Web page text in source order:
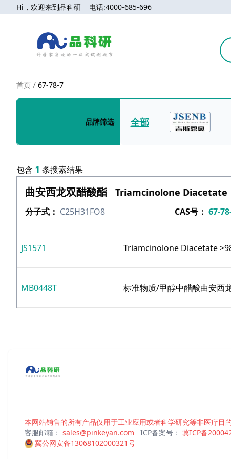
Hi，欢迎来到品科研 电话:4000-685-696
首页 67-78-7
品牌筛选 全部
包含 1 条搜索结果
曲安西龙双醋酸酯 Triamcinolone Diacetate
分子式： C25H31FO8 CAS号： 67-
JS1571 Triamcinolone Diacetate
MB0448T 标准物质/甲醇中醋酸曲安西
本网站销售的所有产品仅用于工业应用或者科学研究等非医疗目
客服邮箱： sales@pinkeyan.com ICP备案号： 冀ICP备
冀公网安备13068102000321号